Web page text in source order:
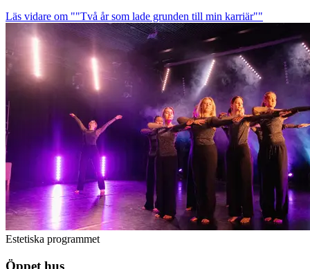
Läs vidare om ""Två år som lade grunden till min karriär""
Estetiska programmet
Öppet hus